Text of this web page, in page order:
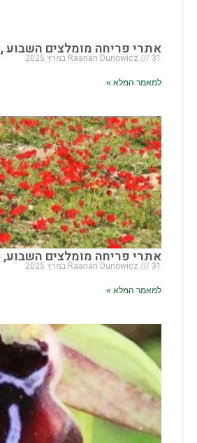
אתרי פריחה מומלצים השבוע , 16-23.2.2025 (2)
Raanan Dunowicz 31 במרץ 2025
למאמר המלא »
אתרי פריחה מומלצים השבוע, 9-16.2.2025 (1)
Raanan Dunowicz 31 במרץ 2025
למאמר המלא »